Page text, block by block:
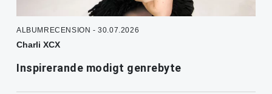
ALBUMRECENSION - 30.07.2026
Charli XCX
Inspirerande modigt genrebyte